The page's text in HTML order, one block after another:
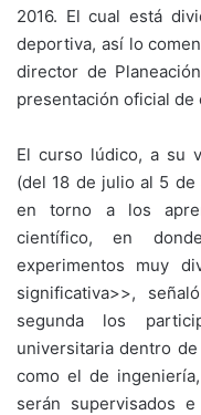
2016. El cual está
deportiva, así lo
director de
presentación oficial
El curso lúdico, a su
(del 18 de julio al 5 de
en torno a los
científico, en
experimentos muy
significativa>>,
segunda los
universitaria dentro
como el de
serán supervisados